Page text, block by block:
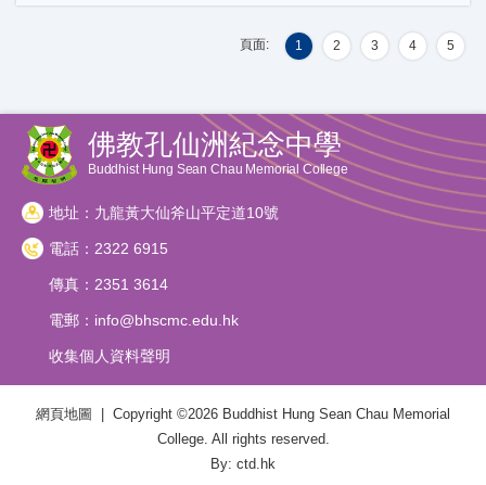
頁面: 1 2 3 4 5
佛教孔仙洲紀念中學
Buddhist Hung Sean Chau Memorial College
地址：九龍黃大仙斧山平定道10號
電話：2322 6915
傳真：2351 3614
電郵： info@bhscmc.edu.hk
收集個人資料聲明
網頁地圖 | Copyright ©2026 Buddhist Hung Sean Chau Memorial
College. All rights reserved.
By: ctd.hk